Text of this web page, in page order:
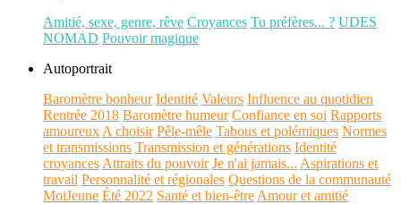
Amitié, sexe, genre, rêve Croyances Tu préfères... ? UDES
NOMAD Pouvoir magique
Autoportrait
Baromètre bonheur Identité Valeurs Influence au quotidien
Rentrée 2018 Baromètre humeur Confiance en soi Rapports
amoureux A choisir Pêle-mêle Tabous et polémiques Normes
et transmissions Transmission et générations Identité
croyances Attraits du pouvoir Je n'ai jamais... Aspirations et
travail Personnalité et régionales Questions de la communauté
MoiJeune Été 2022 Santé et bien-être Amour et amitié